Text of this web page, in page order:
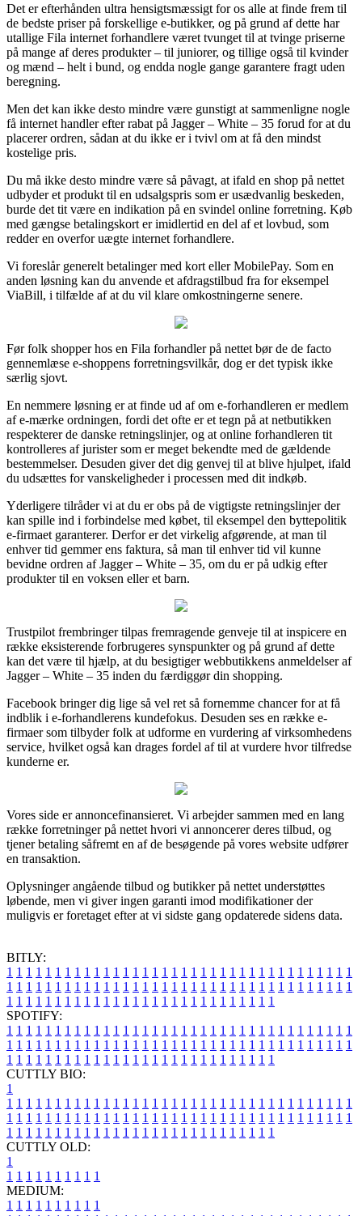
Det er efterhånden ultra hensigtsmæssigt for os alle at finde frem til
de bedste priser på forskellige e-butikker, og på grund af dette har
utallige Fila internet forhandlere været tvunget til at tvinge priserne
på mange af deres produkter – til juniorer, og tillige også til kvinder
og mænd – helt i bund, og endda nogle gange garantere fragt uden
beregning.
Men det kan ikke desto mindre være gunstigt at sammenligne nogle
få internet handler efter rabat på Jagger – White – 35 forud for at du
placerer ordren, sådan at du ikke er i tvivl om at få den mindst
kostelige pris.
Du må ikke desto mindre være så påvagt, at ifald en shop på nettet
udbyder et produkt til en udsalgspris som er usædvanlig beskeden,
burde det tit være en indikation på en svindel online forretning. Køb
med gængse betalingskort er imidlertid en del af et lovbud, som
redder en overfor uægte internet forhandlere.
Vi foreslår generelt betalinger med kort eller MobilePay. Som en
anden løsning kan du anvende et afdragstilbud fra for eksempel
ViaBill, i tilfælde af at du vil klare omkostningerne senere.
Før folk shopper hos en Fila forhandler på nettet bør de de facto
gennemlæse e-shoppens forretningsvilkår, dog er det typisk ikke
særlig sjovt.
En nemmere løsning er at finde ud af om e-forhandleren er medlem
af e-mærke ordningen, fordi det ofte er et tegn på at netbutikken
respekterer de danske retningslinjer, og at online forhandleren tit
kontrolleres af jurister som er meget bekendte med de gældende
bestemmelser. Desuden giver det dig genvej til at blive hjulpet, ifald
du udsættes for vanskeligheder i processen med dit indkøb.
Yderligere tilråder vi at du er obs på de vigtigste retningslinjer der
kan spille ind i forbindelse med købet, til eksempel den byttepolitik
e-firmaet garanterer. Derfor er det virkelig afgørende, at man til
enhver tid gemmer ens faktura, så man til enhver tid vil kunne
bevidne ordren af Jagger – White – 35, om du er på udkig efter
produkter til en voksen eller et barn.
Trustpilot frembringer tilpas fremragende genveje til at inspicere en
række eksisterende forbrugeres synspunkter og på grund af dette
kan det være til hjælp, at du besigtiger webbutikkens anmeldelser af
Jagger – White – 35 inden du færdiggør din shopping.
Facebook bringer dig lige så vel ret så fornemme chancer for at få
indblik i e-forhandlerens kundefokus. Desuden ses en række e-
firmaer som tilbyder folk at udforme en vurdering af virksomhedens
service, hvilket også kan drages fordel af til at vurdere hvor tilfredse
kunderne er.
Vores side er annoncefinansieret. Vi arbejder sammen med en lang
række forretninger på nettet hvori vi annoncerer deres tilbud, og
tjener betaling såfremt en af de besøgende på vores website udfører
en transaktion.
Oplysninger angående tilbud og butikker på nettet understøttes
løbende, men vi giver ingen garanti imod modifikationer der
muligvis er foretaget efter at vi sidste gang opdaterede sidens data.
BITLY:
1 1 1 1 1 1 1 1 1 1 1 1 1 1 1 1 1 1 1 1 1 1 1 1 1 1 1 1 1 1 1 1 1 1 1 1
1 1 1 1 1 1 1 1 1 1 1 1 1 1 1 1 1 1 1 1 1 1 1 1 1 1 1 1 1 1 1 1 1 1 1 1
1 1 1 1 1 1 1 1 1 1 1 1 1 1 1 1 1 1 1 1 1 1 1 1 1 1 1 1
SPOTIFY:
1 1 1 1 1 1 1 1 1 1 1 1 1 1 1 1 1 1 1 1 1 1 1 1 1 1 1 1 1 1 1 1 1 1 1 1
1 1 1 1 1 1 1 1 1 1 1 1 1 1 1 1 1 1 1 1 1 1 1 1 1 1 1 1 1 1 1 1 1 1 1 1
1 1 1 1 1 1 1 1 1 1 1 1 1 1 1 1 1 1 1 1 1 1 1 1 1 1 1 1
CUTTLY BIO:
1
1 1 1 1 1 1 1 1 1 1 1 1 1 1 1 1 1 1 1 1 1 1 1 1 1 1 1 1 1 1 1 1 1 1 1 1
1 1 1 1 1 1 1 1 1 1 1 1 1 1 1 1 1 1 1 1 1 1 1 1 1 1 1 1 1 1 1 1 1 1 1 1
1 1 1 1 1 1 1 1 1 1 1 1 1 1 1 1 1 1 1 1 1 1 1 1 1 1 1 1
CUTTLY OLD:
1
1 1 1 1 1 1 1 1 1 1
MEDIUM:
1 1 1 1 1 1 1 1 1 1